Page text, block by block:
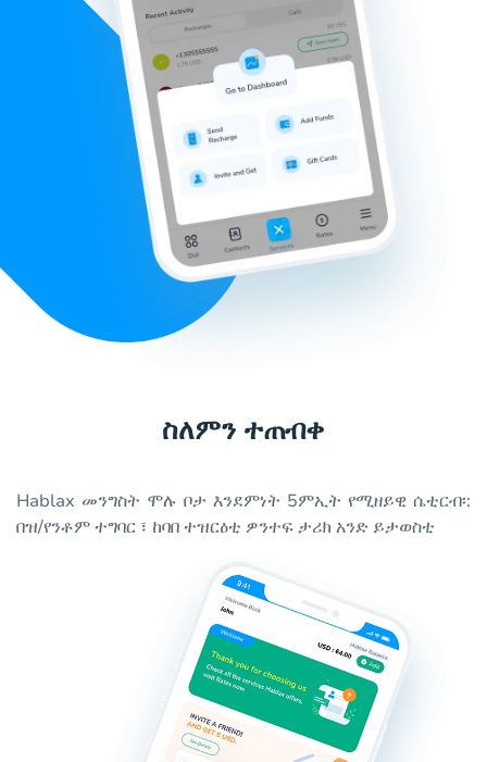
ስለምን ተጠብቀ
Hablax መንግስት ሞሉ ቦታ እንደምነት 5ምኢት የሚዘይዊ ሴቲርብ፡:
በዝ/የንቶም ተግባር ፣ ከባበ ተዝርዕቲ ዎንተፍ ታሪክ አንድ ይታወስቲ